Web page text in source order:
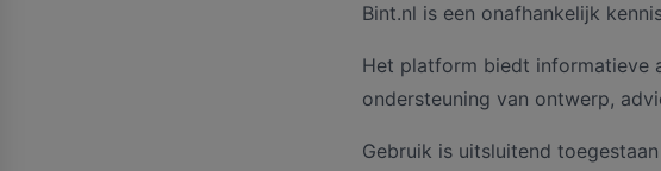
Bint.nl is een onafhankelijk
Het platform biedt informatieve
ondersteuning van ontwerp,
Gebruik is uitsluitend